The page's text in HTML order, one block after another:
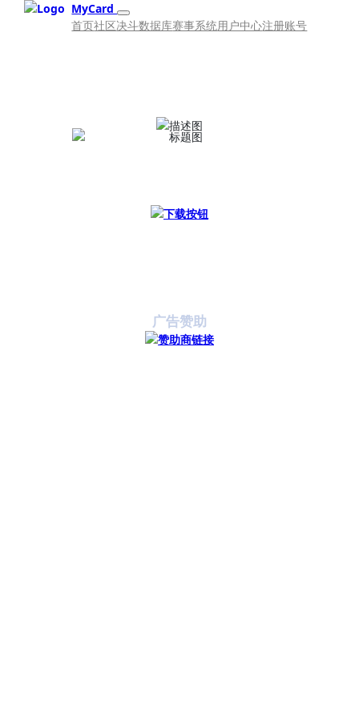
MyCard
首页社区决斗数据库赛事系统用户中心注册账号
广告赞助